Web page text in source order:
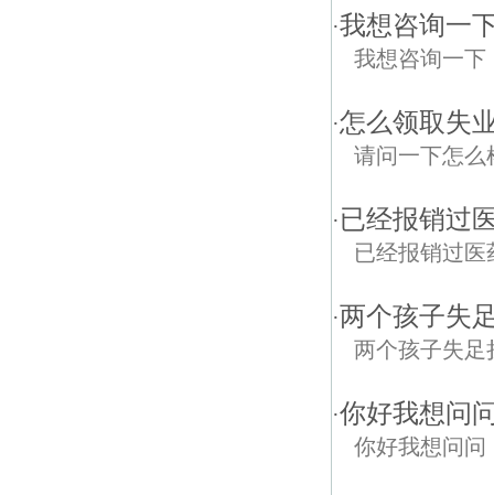
·我想咨询一
我想咨询一下
·怎么领取失
请问一下怎么
·已经报销过
已经报销过医
·两个孩子失
两个孩子失足
·你好我想问
你好我想问问